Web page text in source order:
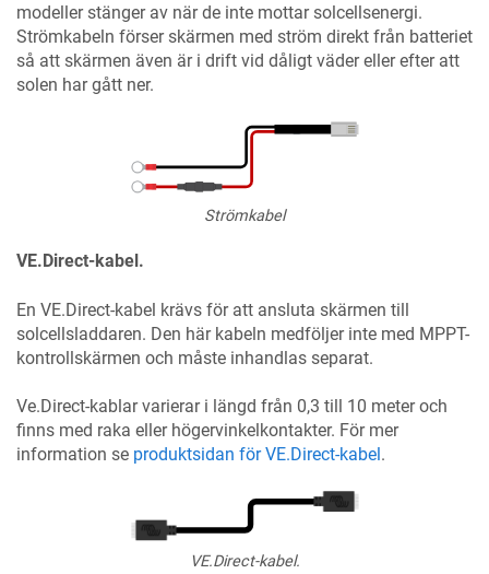
modeller stänger av när de inte mottar solcellsenergi.
Strömkabeln förser skärmen med ström direkt från batteriet
så att skärmen även är i drift vid dåligt väder eller efter att
solen har gått ner.
Strömkabel
VE.Direct-kabel.
En VE.Direct-kabel krävs för att ansluta skärmen till
solcellsladdaren. Den här kabeln medföljer inte med MPPT-
kontrollskärmen och måste inhandlas separat.
Ve.Direct-kablar varierar i längd från 0,3 till 10 meter och
finns med raka eller högervinkelkontakter. För mer
information se produktsidan för VE.Direct-kabel.
VE.Direct-kabel.